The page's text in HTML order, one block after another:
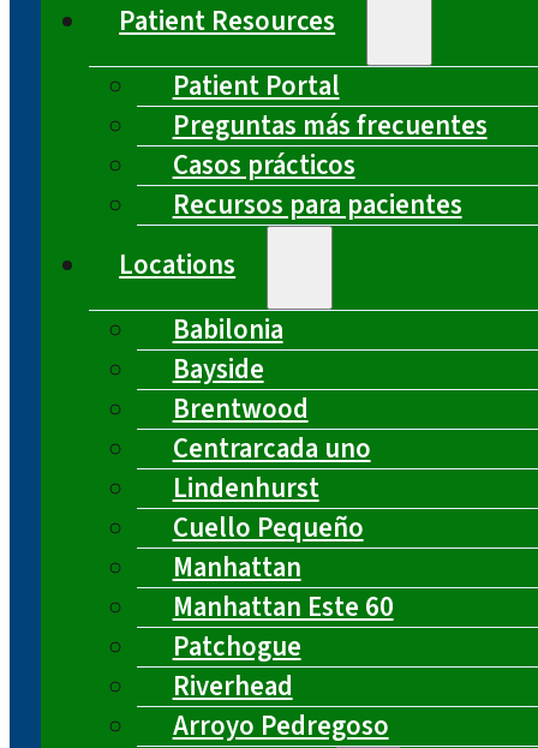
Patient Resources
Patient Portal
Preguntas más frecuentes
Casos prácticos
Recursos para pacientes
Locations
Babilonia
Bayside
Brentwood
Centrarcada uno
Lindenhurst
Cuello Pequeño
Manhattan
Manhattan Este 60
Patchogue
Riverhead
Arroyo Pedregoso